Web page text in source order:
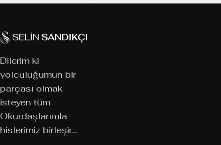
Dilerim ki
yolculuğumun bir
parçası olmak
isteyen tüm
Okurdaşlarımla
hislerimiz birleşir…